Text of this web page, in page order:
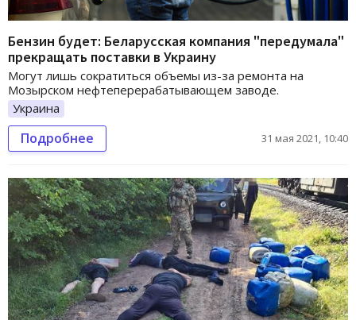
Бензин будет: Беларусская компания "передумала"
прекращать поставки в Украину
Могут лишь сократиться объемы из-за ремонта на
Мозырском нефтеперерабатывающем заводе.
Украина
Подробнее 31 мая 2021, 10:40